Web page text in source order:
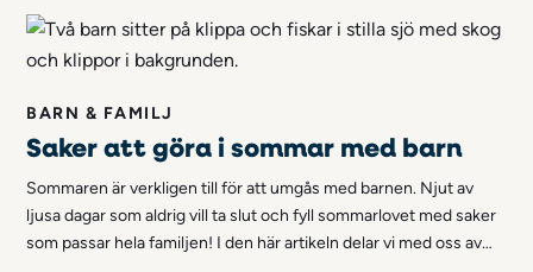
samtidigt som det inte blir samma pressade situation. En lek som
involverar många moment är skidskytte.
BARN & FAMILJ
Saker att göra i sommar med barn
Sommaren är verkligen till för att umgås med barnen. Njut av
ljusa dagar som aldrig vill ta slut och fyll sommarlovet med saker
som passar hela familjen! I den här artikeln delar vi med oss av